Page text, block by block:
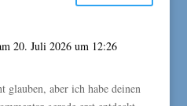
20. Juli 2026 um 12:26
glauben, aber ich habe deinen